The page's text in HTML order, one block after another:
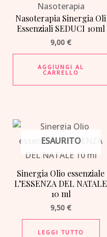
Nasoterapia
Nasoterapia Sinergia Oli
Essenziali SEDUCI 10ml
9,00 €
AGGIUNGI AL
CARRELLO
ESAURITO
Sinergia Olio essenziale
L’ESSENZA DEL NATALE
10 ml
9,50 €
LEGGI TUTTO